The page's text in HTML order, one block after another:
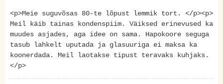
<p>Meie suguvõsas 80-te lõpust lemmik tort. </p><p>
Meil käib tainas kondenspiim. Väiksed erinevused ka
muudes asjades, aga idee on sama. Hapokoore seguga
tasub lahkelt uputada ja glasuuriga ei maksa ka
koonerdada. Meil laotakse tipust teravaks kuhjaks.
</p>